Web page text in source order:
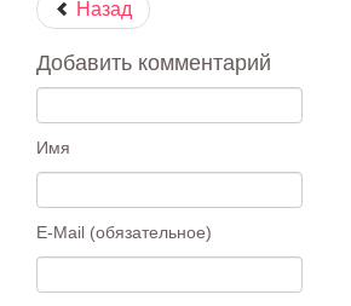
Назад
Добавить комментарий
Имя
E-Mail (обязательное)